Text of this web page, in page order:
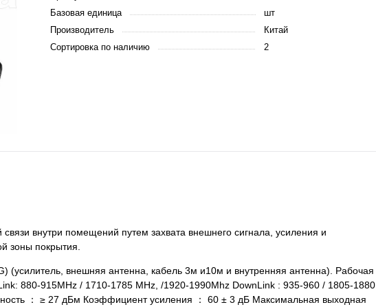
Базовая единица
шт
Производитель
Китай
Сортировка по наличию
2
внутри помещений путем захвата внешнего сигнала, усиления и
зоны покрытия.
(усилитель, внешняя антенна, кабель 3м и10м и внутренняя антенна). Рабочая
880-915MHz / 1710-1785 MHz, /1920-1990Mhz DownLink : 935-960 / 1805-1880
： ≥ 27 дБм Коэффициент усиления ： 60 ± 3 дБ Максимальная выходная